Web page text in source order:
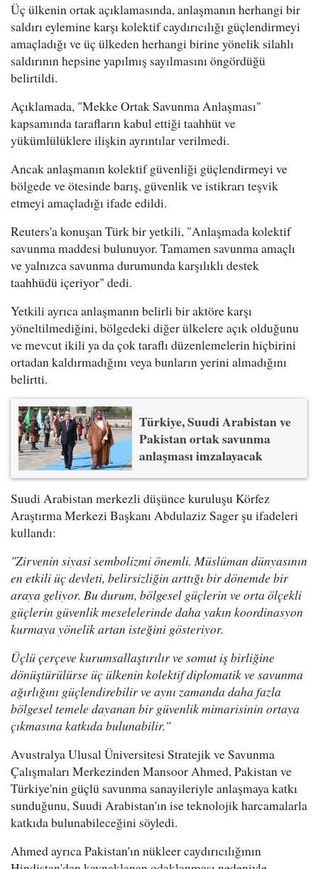
Üç ülkenin ortak açıklamasında, anlaşmanın herhangi bir
saldırı eylemine karşı kolektif caydırıcılığı güçlendirmeyi
amaçladığı ve üç ülkeden herhangi birine yönelik silahlı
saldırının hepsine yapılmış sayılmasını öngördüğü
belirtildi.
Açıklamada, "Mekke Ortak Savunma Anlaşması"
kapsamında tarafların kabul ettiği taahhüt ve
yükümlülüklere ilişkin ayrıntılar verilmedi.
Ancak anlaşmanın kolektif güvenliği güçlendirmeyi ve
bölgede ve ötesinde barış, güvenlik ve istikrarı teşvik
etmeyi amaçladığı ifade edildi.
Reuters'a konuşan Türk bir yetkili, "Anlaşmada kolektif
savunma maddesi bulunuyor. Tamamen savunma amaçlı
ve yalnızca savunma durumunda karşılıklı destek
taahhüdü içeriyor" dedi.
Yetkili ayrıca anlaşmanın belirli bir aktöre karşı
yöneltilmediğini, bölgedeki diğer ülkelere açık olduğunu
ve mevcut ikili ya da çok taraflı düzenlemelerin hiçbirini
ortadan kaldırmadığını veya bunların yerini almadığını
belirtti.
Türkiye, Suudi Arabistan ve
Pakistan ortak savunma
anlaşması imzalayacak
Suudi Arabistan merkezli düşünce kuruluşu Körfez
Araştırma Merkezi Başkanı Abdulaziz Sager şu ifadeleri
kullandı:
"Zirvenin siyasi sembolizmi önemli. Müslüman dünyasının
en etkili üç devleti, belirsizliğin arttığı bir dönemde bir
araya geliyor. Bu durum, bölgesel güçlerin ve orta ölçekli
güçlerin güvenlik meselelerinde daha yakın koordinasyon
kurmaya yönelik artan isteğini gösteriyor.
Üçlü çerçeve kurumsallaştırılır ve somut iş birliğine
dönüştürülürse üç ülkenin kolektif diplomatik ve savunma
ağırlığını güçlendirebilir ve aynı zamanda daha fazla
bölgesel temele dayanan bir güvenlik mimarisinin ortaya
çıkmasına katkıda bulunabilir."
Avustralya Ulusal Üniversitesi Stratejik ve Savunma
Çalışmaları Merkezinden Mansoor Ahmed, Pakistan ve
Türkiye'nin güçlü savunma sanayileriyle anlaşmaya katkı
sunduğunu, Suudi Arabistan'ın ise teknolojik harcamalarla
katkıda bulunabileceğini söyledi.
Ahmed ayrıca Pakistan'ın nükleer caydırıcılığının